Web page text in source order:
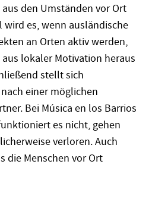
den Umständen vor Ort
es, wenn ausländische
an Orten aktiv werden,
lokaler Motivation heraus
stellt sich
einer möglichen
Bei Música en los Barrios
es nicht, gehen
verloren. Auch
die Menschen vor Ort